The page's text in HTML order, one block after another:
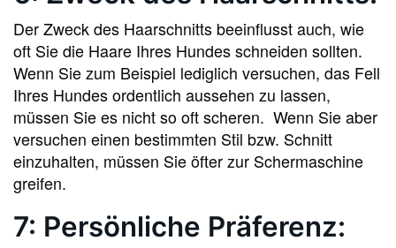
Der Zweck des Haarschnitts beeinflusst auch, wie
oft Sie die Haare Ihres Hundes schneiden sollten.
Wenn Sie zum Beispiel lediglich versuchen, das Fell
Ihres Hundes ordentlich aussehen zu lassen,
müssen Sie es nicht so oft scheren. Wenn Sie aber
versuchen einen bestimmten Stil bzw. Schnitt
einzuhalten, müssen Sie öfter zur Schermaschine
greifen.
7: Persönliche Präferenz: